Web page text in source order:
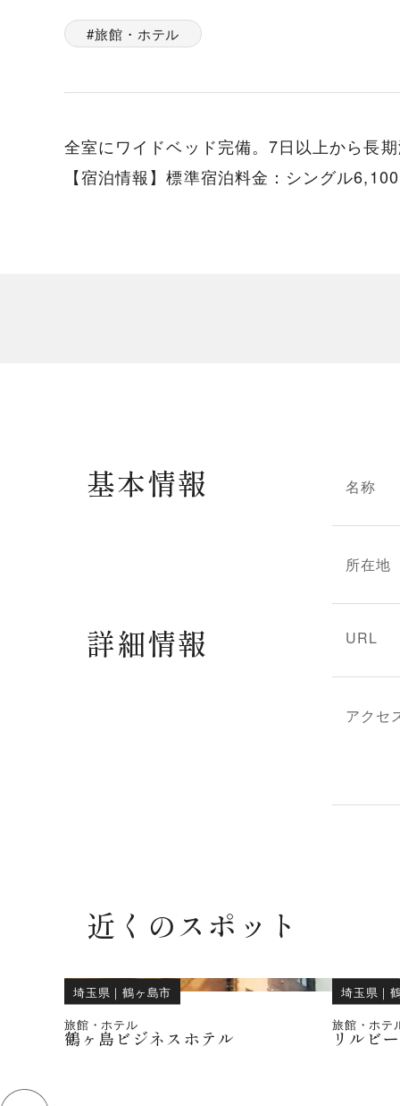
旅館・ホテル
全室にワイドベッド完備。7日以上から長
【宿泊情報】標準宿泊料金：シングル
基本情報 名称
所在地
詳細情報 URL
アクセ
近くのスポット
埼玉県 ｜鶴ヶ島市
旅館・ホテル
鶴ヶ島ビジネスホテル
埼玉県 ｜
旅館・ホテ
リルビ